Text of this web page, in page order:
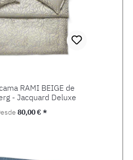
RAMI BEIGE de
- Jacquard Deluxe
normal:
80,00 € *